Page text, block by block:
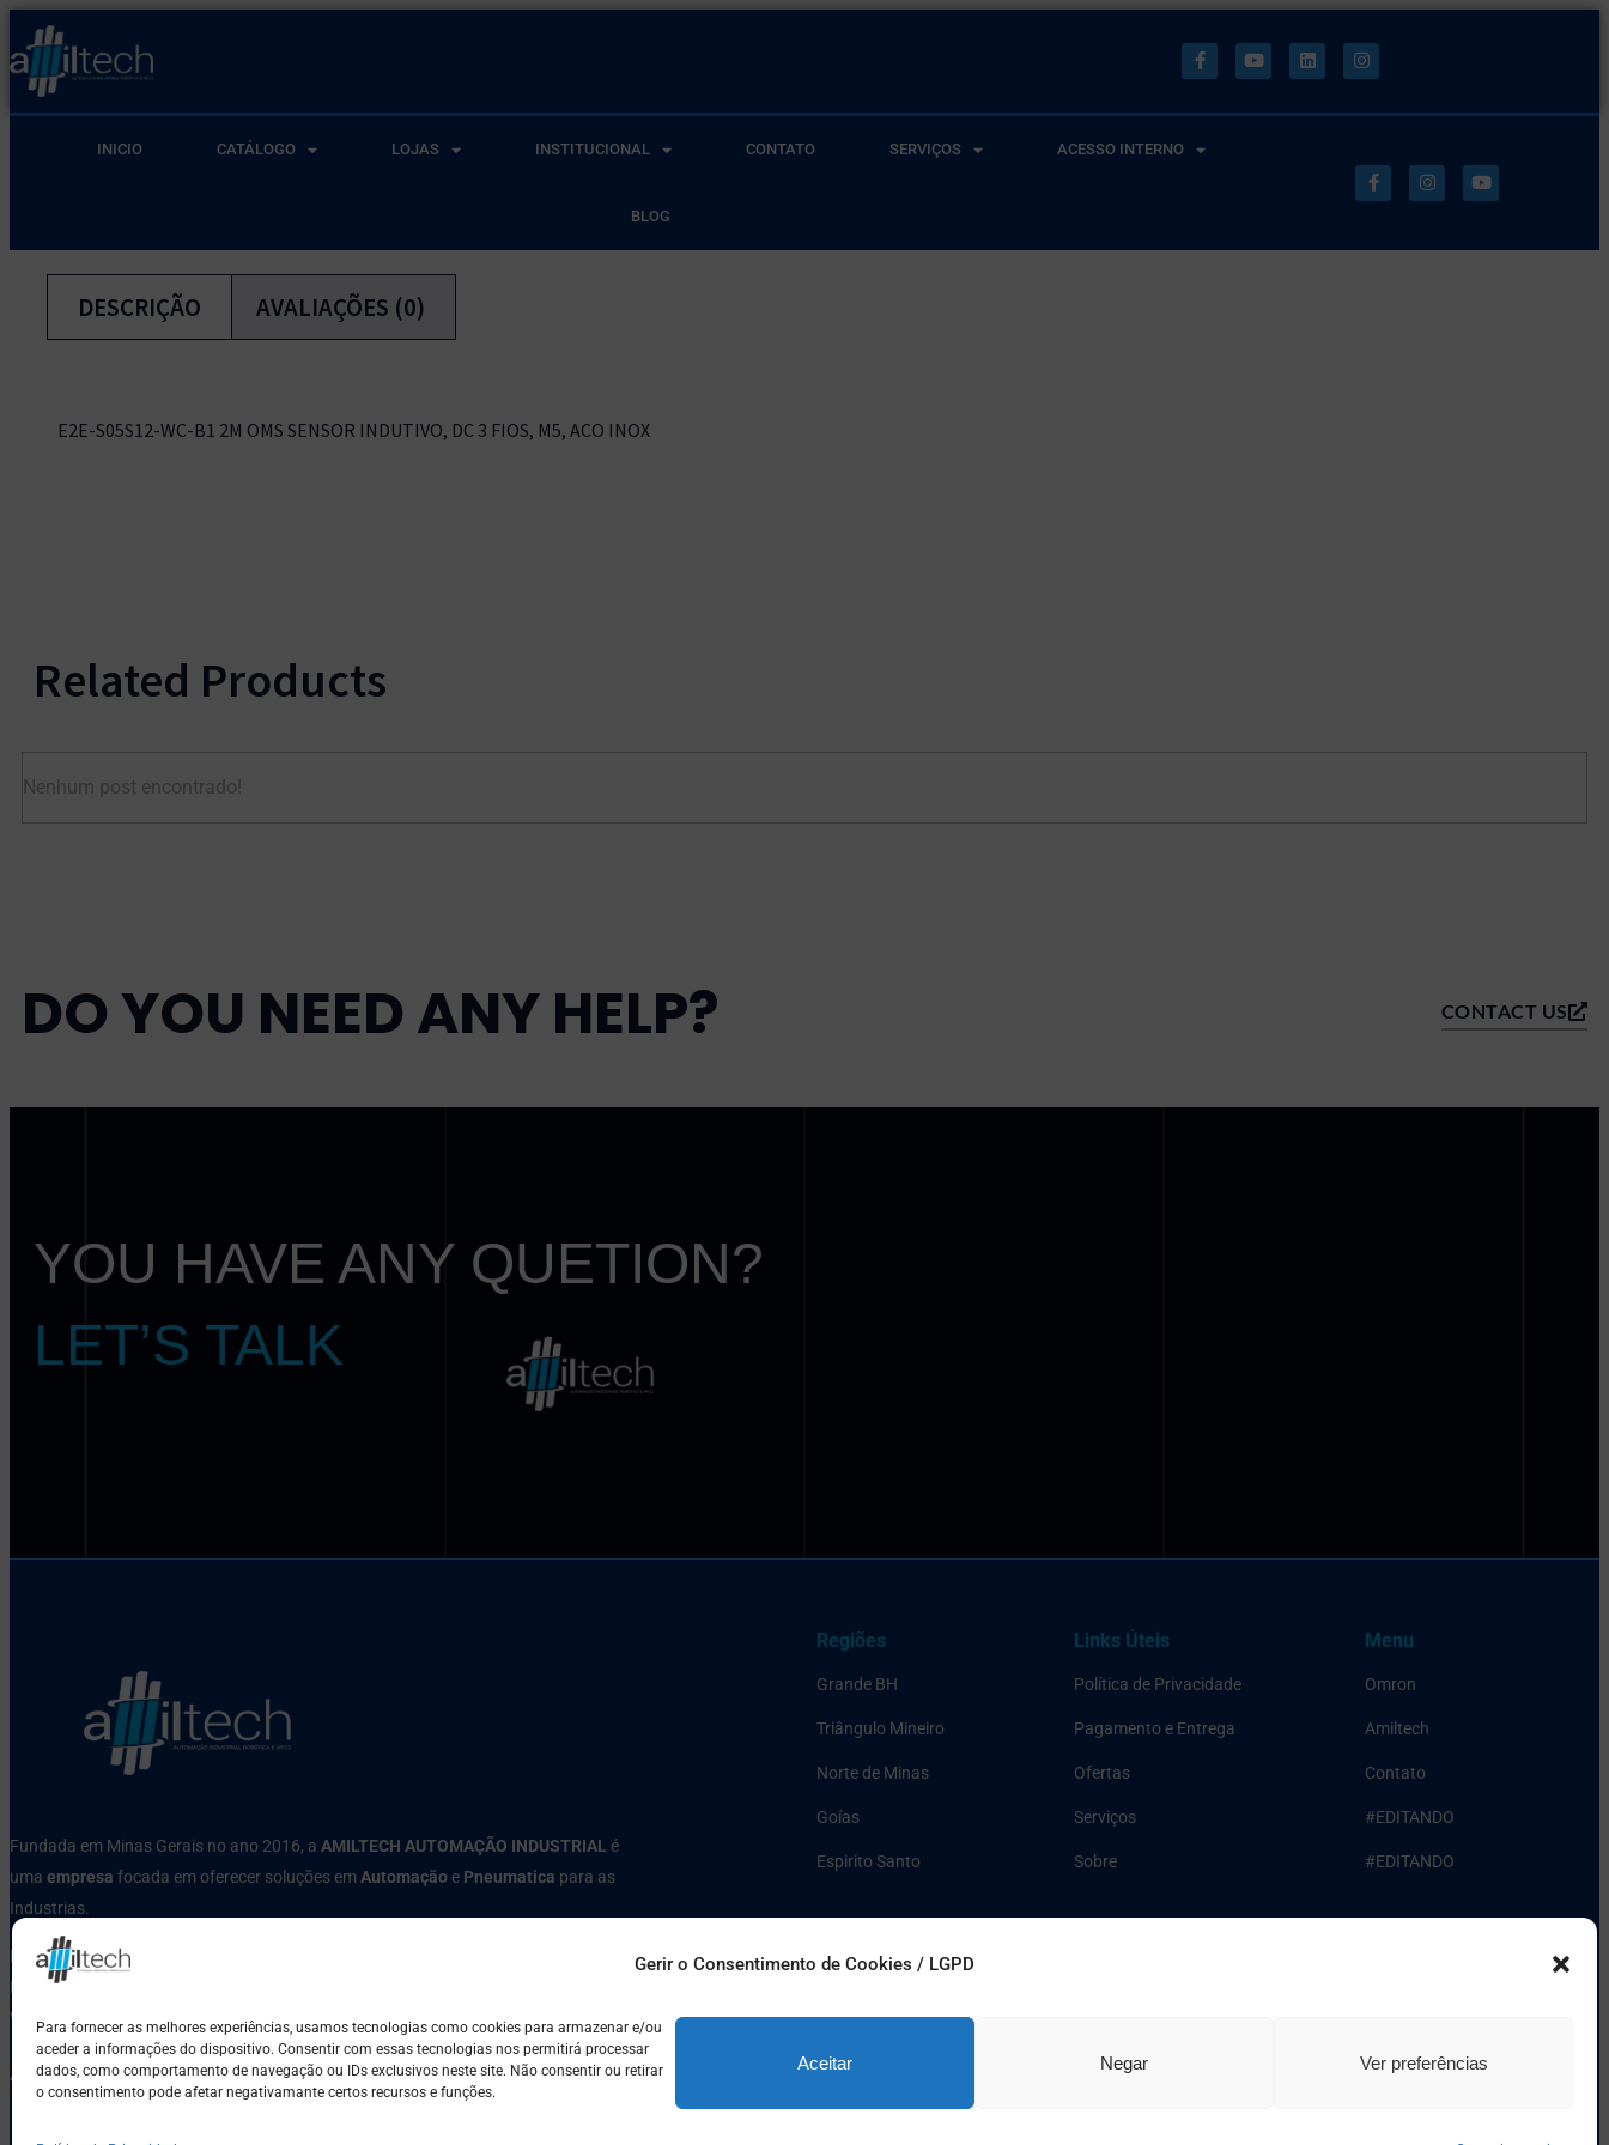
Gerir o Consentimento de Cookies / LGPD
Para fornecer as melhores experiências, usamos tecnologias como cookies para armazenar e/ou
aceder a informações do dispositivo. Consentir com essas tecnologias nos permitirá processar
dados, como comportamento de navegação ou IDs exclusivos neste site. Não consentir ou retirar
o consentimento pode afetar negativamante certos recursos e funções.
Aceitar Negar Ver preferências
INICIO CATÁLOGO LOJAS INSTITUCIONAL CONTATO SERVIÇOS ACESSO INTERNO
BLOG
DESCRIÇÃO AVALIAÇÕES (0)
E2E-S05S12-WC-B1 2M OMS SENSOR INDUTIVO, DC 3 FIOS, M5, ACO INOX
Related Products
Nenhum post encontrado!
DO YOU NEED ANY HELP? CONTACT US
YOU HAVE ANY QUETION?
LET’S TALK
Fundada em Minas Gerais no ano 2016, a AMILTECH AUTOMAÇÃO INDUSTRIAL é
uma empresa focada em oferecer soluções em Automação e Pneumatica para as
Industrias.
Rua Quarenta e Dois, Nº 380, Tropical, Cotagem-MG
Phone: (31) 3353-5070
WhatsApp: (31) 99520-9744
Regiões
Grande BH
Triângulo Mineiro
Norte de Minas
Goías
Espirito Santo
Links Úteis
Política de Privacidade
Pagamento e Entrega
Ofertas
Serviços
Sobre
Menu
Omron
Amiltech
Contato
#EDITANDO
#EDITANDO